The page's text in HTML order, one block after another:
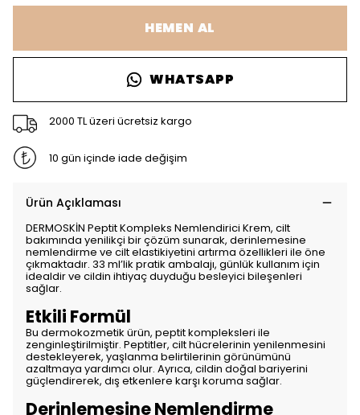
HEMEN AL
WHATSAPP
2000 TL üzeri ücretsiz kargo
10 gün içinde iade değişim
Ürün Açıklaması
DERMOSKİN Peptit Kompleks Nemlendirici Krem, cilt
bakımında yenilikçi bir çözüm sunarak, derinlemesine
nemlendirme ve cilt elastikiyetini artırma özellikleri ile öne
çıkmaktadır. 33 ml’lik pratik ambalajı, günlük kullanım için
idealdir ve cildin ihtiyaç duyduğu besleyici bileşenleri
sağlar.
Etkili Formül
Bu dermokozmetik ürün, peptit kompleksleri ile
zenginleştirilmiştir. Peptitler, cilt hücrelerinin yenilenmesini
destekleyerek, yaşlanma belirtilerinin görünümünü
azaltmaya yardımcı olur. Ayrıca, cildin doğal bariyerini
güçlendirerek, dış etkenlere karşı koruma sağlar.
Derinlemesine Nemlendirme